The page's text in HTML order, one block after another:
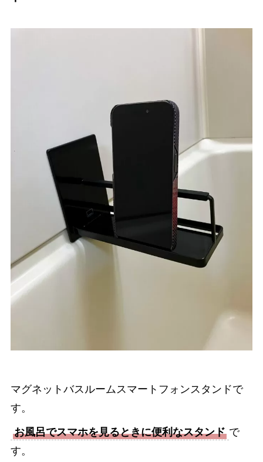
マグネットバスルームスマートフォンスタンドで
す。
お風呂でスマホを見るときに便利なスタンド で
す。